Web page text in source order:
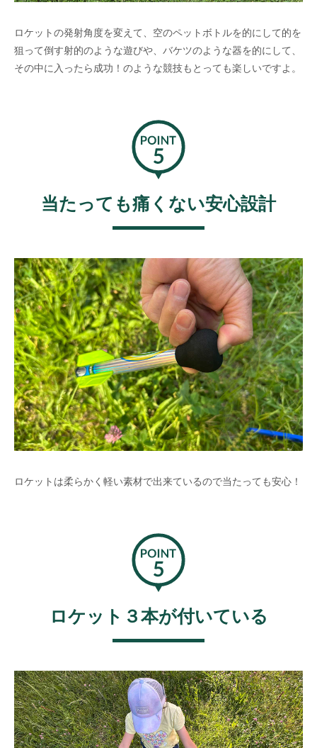
ロケットの発射角度を変えて、空のペットボトルを的にして的を
狙って倒す射的のような遊びや、バケツのような器を的にして、
その中に入ったら成功！のような競技もとっても楽しいですよ。
当たっても痛くない安心設計
ロケットは柔らかく軽い素材で出来ているので当たっても安心！
ロケット３本が付いている